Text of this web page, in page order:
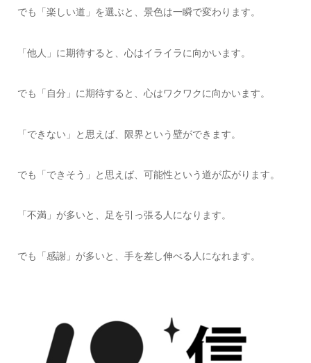
でも「楽しい道」を選ぶと、景色は一瞬で変わります。
「他人」に期待すると、心はイライラに向かいます。
でも「自分」に期待すると、心はワクワクに向かいます。
「できない」と思えば、限界という壁ができます。
でも「できそう」と思えば、可能性という道が広がります。
「不満」が多いと、足を引っ張る人になります。
でも「感謝」が多いと、手を差し伸べる人になれます。